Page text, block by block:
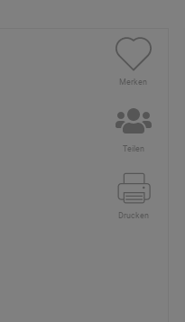
Merken
Teilen
Drucken